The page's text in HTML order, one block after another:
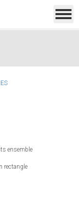
ensemble
rectangle